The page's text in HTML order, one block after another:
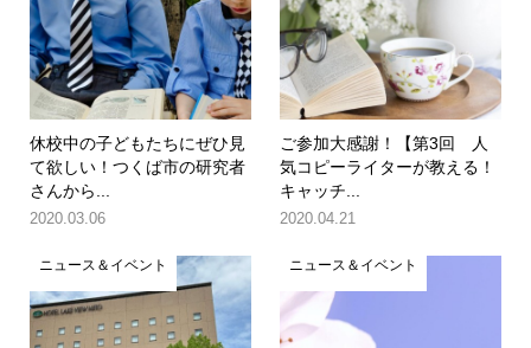
休校中の子どもたちにぜひ見
て欲しい！つくば市の研究者
さんから...
2020.03.06
ご参加大感謝！【第3回 人
気コピーライターが教える！
キャッチ...
2020.04.21
ニュース＆イベント ニュース＆イベント